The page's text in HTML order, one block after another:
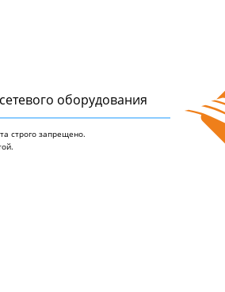
оборудования
строго запрещено.